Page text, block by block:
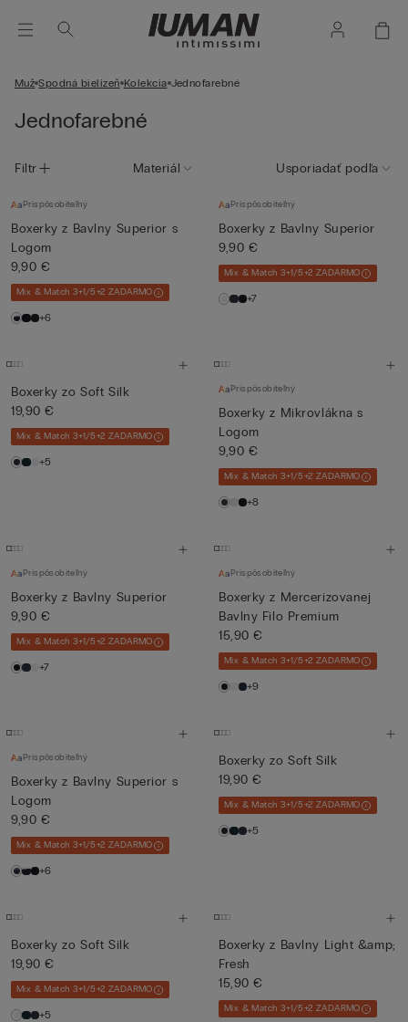
Muž Spodná bielizeň Kolekcia Jednofarebné
Jednofarebné
Filtr Materiál Usporiadať podľa
Prispôsobiteľný
Boxerky z Bavlny Superior s
Logom
9,90 €
Mix & Match 3+1/5+2 ZADARMO
+6
Prispôsobiteľný
Boxerky z Bavlny Superior
9,90 €
Mix & Match 3+1/5+2 ZADARMO
+7
Boxerky zo Soft Silk
19,90 €
Mix & Match 3+1/5+2 ZADARMO
+5
Prispôsobiteľný
Boxerky z Mikrovlákna s
Logom
9,90 €
Mix & Match 3+1/5+2 ZADARMO
+8
Prispôsobiteľný
Boxerky z Bavlny Superior
9,90 €
Mix & Match 3+1/5+2 ZADARMO
+7
Prispôsobiteľný
Boxerky z Mercerizovanej
Bavlny Filo Premium
15,90 €
Mix & Match 3+1/5+2 ZADARMO
+9
Prispôsobiteľný
Boxerky z Bavlny Superior s
Logom
9,90 €
Mix & Match 3+1/5+2 ZADARMO
+6
Boxerky zo Soft Silk
19,90 €
Mix & Match 3+1/5+2 ZADARMO
+5
Boxerky zo Soft Silk
19,90 €
Mix & Match 3+1/5+2 ZADARMO
+5
Boxerky z Bavlny Light &amp;
Fresh
15,90 €
Mix & Match 3+1/5+2 ZADARMO